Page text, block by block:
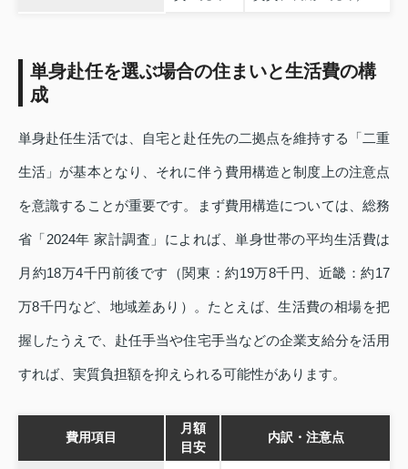
単身赴任を選ぶ場合の住まいと生活費の構
成
単身赴任生活では、自宅と赴任先の二拠点を維持する「二重
生活」が基本となり、それに伴う費用構造と制度上の注意点
を意識することが重要です。まず費用構造については、総務
省「2024年 家計調査」によれば、単身世帯の平均生活費は
月約18万4千円前後です（関東：約19万8千円、近畿：約17
万8千円など、地域差あり）。たとえば、生活費の相場を把
握したうえで、赴任手当や住宅手当などの企業支給分を活用
すれば、実質負担額を抑えられる可能性があります。
費用項目
月額
目安
内訳・注意点